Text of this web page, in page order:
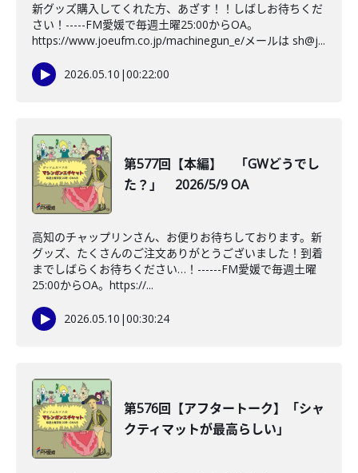
新グッズ購入してくれた方、あざす！！しばしお待ちくだ
さい！-----FM愛媛で毎週土曜25:00からOA。
https://www.joeufm.co.jp/machinegun_e/メールは sh@j...
2026.05.10 |00:22:00
第577回【本編】 「GWどうでし
た？」 2026/5/9 OA
高知のチャップリンさん、お便りお待ちしております。新
グッズ、たくさんのご注文ありがとうございました！到着
までしばらくお待ちください…！------FM愛媛で毎週土曜
25:00からOA。https://...
2026.05.10 |00:30:24
第576回【アフタートーク】「シャ
クティマットが最高らしい」